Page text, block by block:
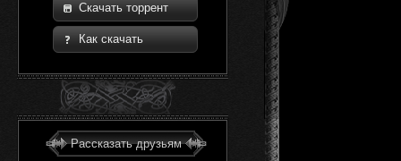
Скачать торрент
Как скачать
Рассказать друзьям